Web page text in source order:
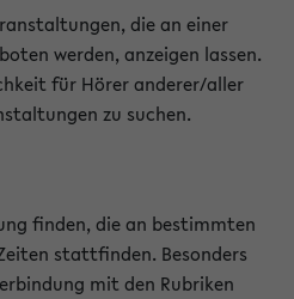
die an einer
werden, anzeigen lassen.
für Hörer anderer/aller
zu suchen.
finden, die an bestimmten
stattfinden. Besonders
mit den Rubriken